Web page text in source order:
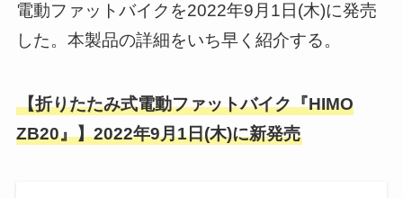
電動ファットバイクを2022年9月1日(木)に発売
した。本製品の詳細をいち早く紹介する。
【折りたたみ式電動ファットバイク『HIMO
ZB20』】2022年9月1日(木)に新発売